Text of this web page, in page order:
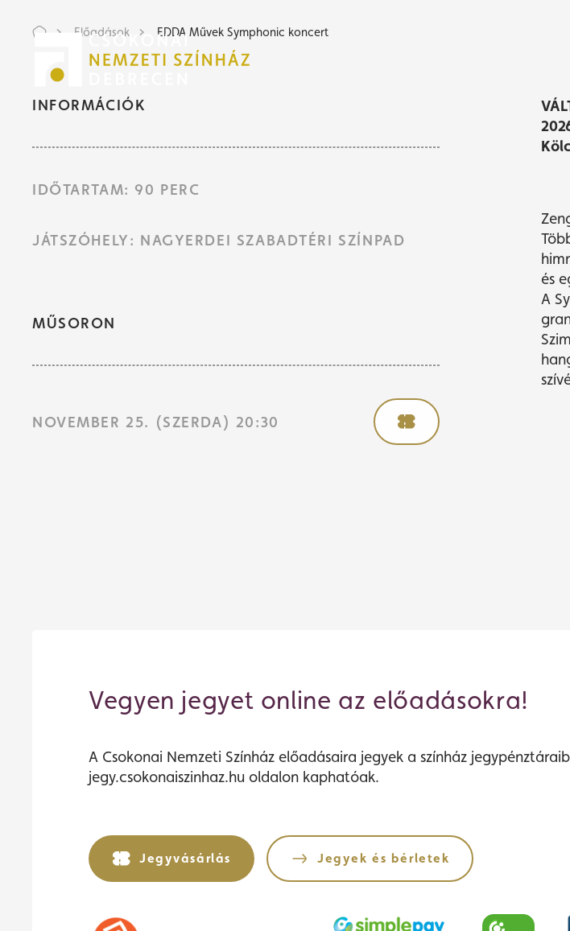
Előadások EDDA Művek Symphonic koncert
és
A
INFORMÁCIÓK
IDŐTARTAM: 90 PERC
JÁTSZÓHELY: NAGYERDEI SZABADTÉRI SZÍNPAD
MŰSORON
NOVEMBER 25. (SZERDA) 20:30
Vegyen jegyet online az előadásokra!
A Csokonai Nemzeti Színház előadásaira jegyek a színház
jegy.csokonaiszinhaz.hu oldalon kaphatóak.
Jegyvásárlás Jegyek és bérletek